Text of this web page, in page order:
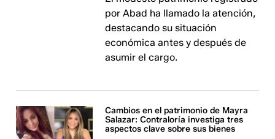
por Abad ha llamado la atención,
destacando su situación
económica antes y después de
asumir el cargo.
Cambios en el patrimonio de Mayra
Salazar: Contraloría investiga tres
aspectos clave sobre sus bienes